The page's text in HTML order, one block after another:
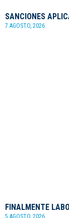
SANCIONES
7 AGOSTO, 2026
FINALMENTE
5 AGOSTO, 2026